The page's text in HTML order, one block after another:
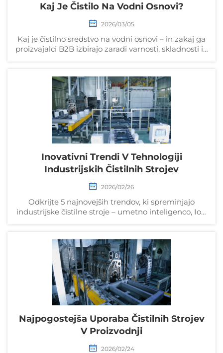
Kaj Je Čistilo Na Vodni Osnovi?
2026/03/05
Kaj je čistilno sredstvo na vodni osnovi – in zakaj ga
proizvajalci B2B izbirajo zaradi varnosti, skladnosti in
Inovativni Trendi V Tehnologiji
Industrijskih Čistilnih Strojev
2026/02/26
Odkrijte 5 najnovejših trendov, ki spreminjajo
industrijske čistilne stroje – umetno inteligenco, IoT,
zmanjšujejo stroške. Preverite že zdaj.
Najpogostejša Uporaba Čistilnih Strojev
V Proizvodnji
2026/02/24